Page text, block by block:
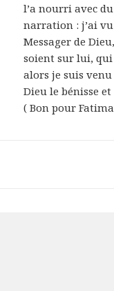
l’a nourri avec
narration : j’ai
Messager de
soient sur lui, qui
alors je suis venu
Dieu le bénisse
( Bon